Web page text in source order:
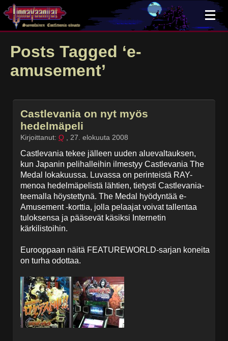
Posts Tagged ‘e-
amusement’
Castlevania on nyt myös
hedelmäpeli
Kirjoittanut: Q 27. elokuuta 2008
Castlevania tekee jälleen uuden aluevaltauksen,
kun Japanin pelihalleihin ilmestyy Castlevania The
Medal lokakuussa. Luvassa on perinteistä RAY-
menoa hedelmäpelistä lähtien, tietysti Castlevania-
teemalla höystettynä. The Medal hyödyntää e-
Amusement -korttia, jolla pelaajat voivat tallentaa
tuloksensa ja pääsevät käsiksi Internetin
kärkilistoihin.
Eurooppaan näitä FEATUREWORLD-sarjan koneita
on turha odottaa.
×